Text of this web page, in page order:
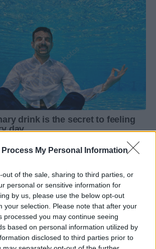
Process My Personal Information
out of the sale, sharing to third parties, or
personal or sensitive information for
by us, please use the below opt-out
your selection. Please note that after your
processed you may continue seeing
based on personal information utilized by
disclosed to third parties prior to